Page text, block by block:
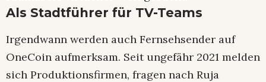
Als Stadtführer für TV-Teams
Irgendwann werden auch Fernsehsender auf
OneCoin aufmerksam. Seit ungefähr 2021 melden
sich Produktionsfirmen, fragen nach Ruja